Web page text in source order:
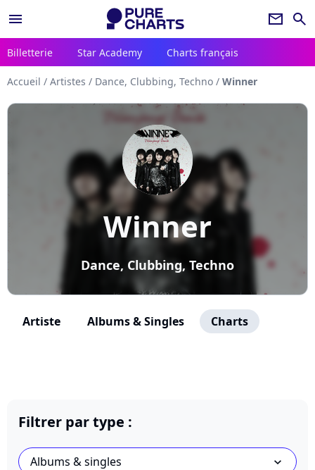
menu newsletter search
Billetterie Star Academy Charts français
Accueil / Artistes / Dance, Clubbing, Techno / Winner
Winner
Dance, Clubbing, Techno
Artiste Albums & Singles Charts
Filtrer par type :
Albums & singles chevron_bot